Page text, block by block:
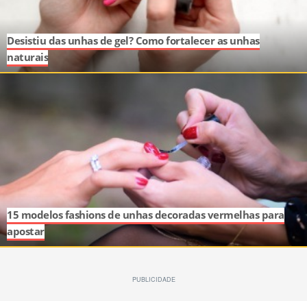
Desistiu das unhas de gel? Como fortalecer as unhas
naturais
15 modelos fashions de unhas decoradas vermelhas para
apostar